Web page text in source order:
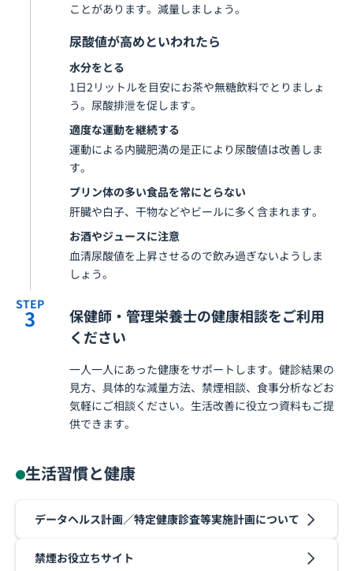
ことがあります。減量しましょう。
尿酸値が高めといわれたら
水分をとる
1日2リットルを目安にお茶や無糖飲料でとりましょ
う。尿酸排泄を促します。
適度な運動を継続する
運動による内臓肥満の是正により尿酸値は改善しま
す。
プリン体の多い食品を常にとらない
肝臓や白子、干物などやビールに多く含まれます。
お酒やジュースに注意
血清尿酸値を上昇させるので飲み過ぎないようしま
しょう。
STEP
3
保健師・管理栄養士の健康相談をご利用
ください
一人一人にあった健康をサポートします。健診結果の
見方、具体的な減量方法、禁煙相談、食事分析などお
気軽にご相談ください。生活改善に役立つ資料もご提
供できます。
生活習慣と健康
データヘルス計画／特定健康診査等実施計画について
禁煙お役立ちサイト